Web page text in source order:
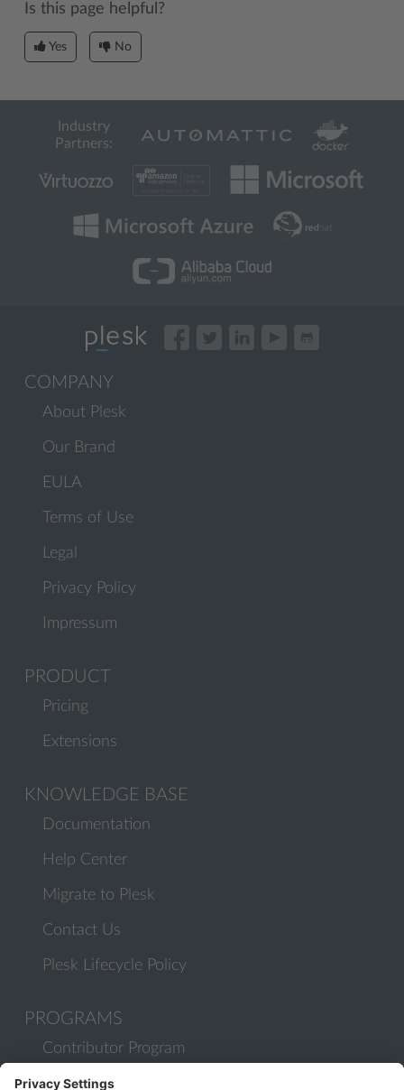
Is this page helpful?
Yes No
Industry
Partners:
COMPANY
About Plesk
Our Brand
EULA
Terms of Use
Legal
Privacy Policy
Impressum
PRODUCT
Pricing
Extensions
KNOWLEDGE BASE
Documentation
Help Center
Migrate to Plesk
Contact Us
Plesk Lifecycle Policy
PROGRAMS
Contributor Program
Partner Program